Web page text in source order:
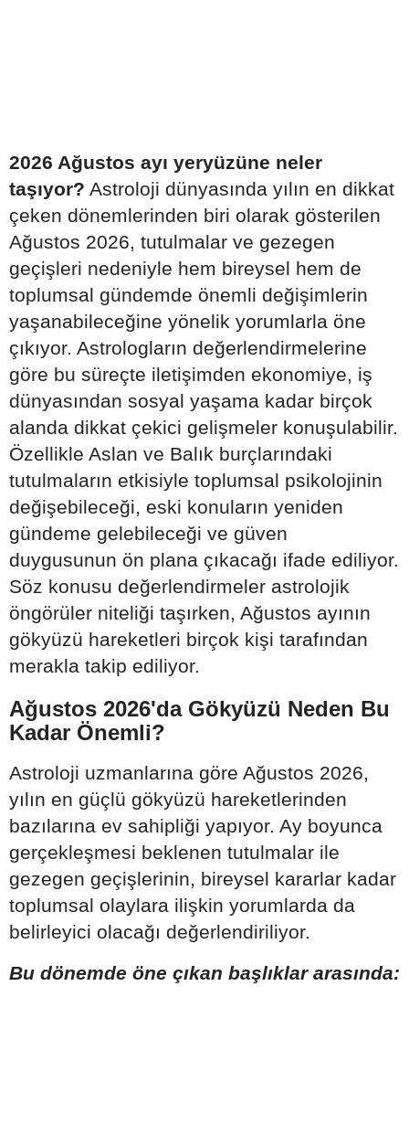
2026 Ağustos ayı yeryüzüne neler
taşıyor? Astroloji dünyasında yılın en dikkat
çeken dönemlerinden biri olarak gösterilen
Ağustos 2026, tutulmalar ve gezegen
geçişleri nedeniyle hem bireysel hem de
toplumsal gündemde önemli değişimlerin
yaşanabileceğine yönelik yorumlarla öne
çıkıyor. Astrologların değerlendirmelerine
göre bu süreçte iletişimden ekonomiye, iş
dünyasından sosyal yaşama kadar birçok
alanda dikkat çekici gelişmeler konuşulabilir.
Özellikle Aslan ve Balık burçlarındaki
tutulmaların etkisiyle toplumsal psikolojinin
değişebileceği, eski konuların yeniden
gündeme gelebileceği ve güven
duygusunun ön plana çıkacağı ifade ediliyor.
Söz konusu değerlendirmeler astrolojik
öngörüler niteliği taşırken, Ağustos ayının
gökyüzü hareketleri birçok kişi tarafından
merakla takip ediliyor.
Ağustos 2026'da Gökyüzü Neden Bu
Kadar Önemli?
Astroloji uzmanlarına göre Ağustos 2026,
yılın en güçlü gökyüzü hareketlerinden
bazılarına ev sahipliği yapıyor. Ay boyunca
gerçekleşmesi beklenen tutulmalar ile
gezegen geçişlerinin, bireysel kararlar kadar
toplumsal olaylara ilişkin yorumlarda da
belirleyici olacağı değerlendiriliyor.
Bu dönemde öne çıkan başlıklar arasında: